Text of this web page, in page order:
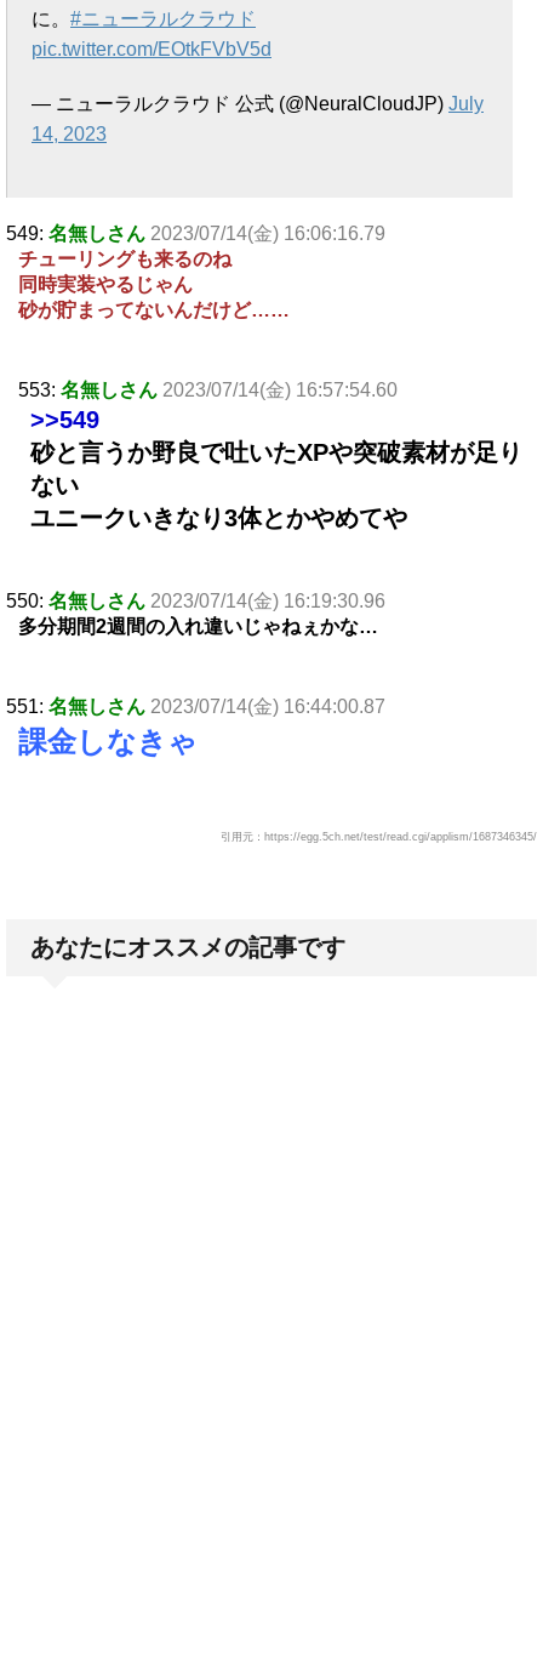
に。 #ニューラルクラウド
pic.twitter.com/EOtkFVbV5d
— ニューラルクラウド 公式 (@NeuralCloudJP) July
14, 2023
549: 名無しさん 2023/07/14(金) 16:06:16.79
チューリングも来るのね
同時実装やるじゃん
砂が貯まってないんだけど……
553: 名無しさん 2023/07/14(金) 16:57:54.60
>>549
砂と言うか野良で吐いたXPや突破素材が足り
ない
ユニークいきなり3体とかやめてや
550: 名無しさん 2023/07/14(金) 16:19:30.96
多分期間2週間の入れ違いじゃねぇかな…
551: 名無しさん 2023/07/14(金) 16:44:00.87
課金しなきゃ
引用元：https://egg.5ch.net/test/read.cgi/applism/1687346345/
あなたにオススメの記事です